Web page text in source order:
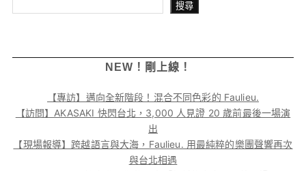
搜尋
NEW！剛上線！
【專訪】邁向全新階段！混合不同色彩的 Faulieu.
【訪問】AKASAKI 快閃台北，3,000 人見證 20 歲前最後一場演
出
【現場報導】跨越語言與大海，Faulieu. 用最純粹的樂團聲響再次
與台北相遇